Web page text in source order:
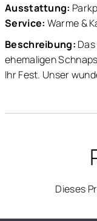
Ausstattung:
Service: Warme &
Beschreibung:
ehemaligen
Ihr Fest. Unser
für 60 Gäste und
Dieses